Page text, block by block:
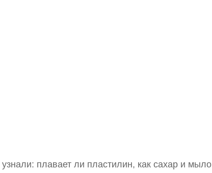
плавает ли пластилин, как сахар и мыло